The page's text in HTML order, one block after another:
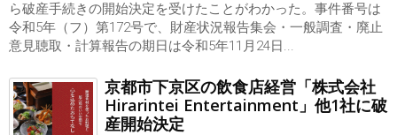
ら破産手続きの開始決定を受けたことがわかった。事件番号は
令和5年（フ）第172号で、財産状況報告集会・一般調査・廃止
意見聴取・計算報告の期日は令和5年11月24日...
京都市下京区の飲食店経営「株式会社
Hirarintei Entertainment」他1社に破
産開始決定